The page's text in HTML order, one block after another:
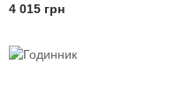
4 015 грн